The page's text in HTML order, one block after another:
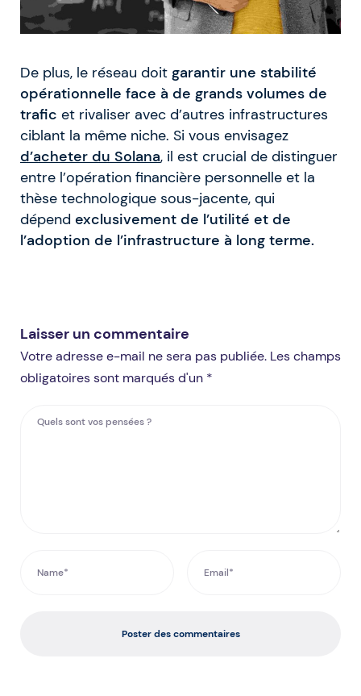
De plus, le réseau doit garantir une stabilité
opérationnelle face à de grands volumes de
trafic et rivaliser avec d’autres infrastructures
ciblant la même niche. Si vous envisagez
d’acheter du Solana, il est crucial de distinguer
entre l’opération financière personnelle et la
thèse technologique sous-jacente, qui
dépend exclusivement de l’utilité et de
l’adoption de l’infrastructure à long terme.
Laisser un commentaire
Votre adresse e-mail ne sera pas publiée. Les champs
obligatoires sont marqués d'un *
Poster des commentaires